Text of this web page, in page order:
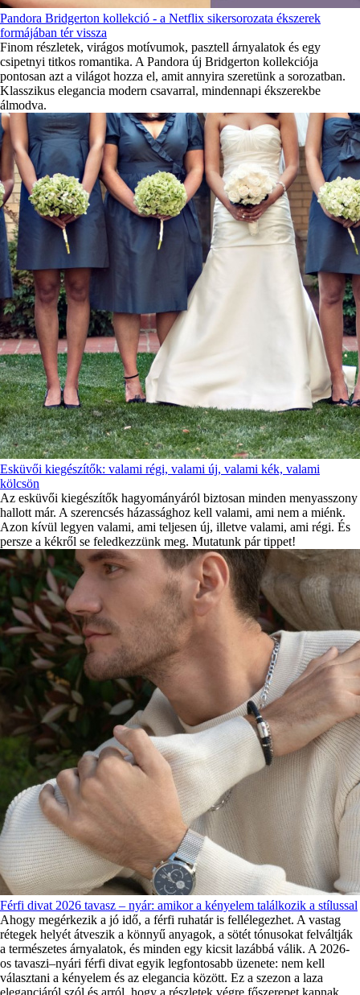
Pandora Bridgerton kollekció - a Netflix sikersorozata ékszerek
formájában tér vissza
Finom részletek, virágos motívumok, pasztell árnyalatok és egy
csipetnyi titkos romantika. A Pandora új Bridgerton kollekciója
pontosan azt a világot hozza el, amit annyira szeretünk a sorozatban.
Klasszikus elegancia modern csavarral, mindennapi ékszerekbe
álmodva.
Esküvői kiegészítők: valami régi, valami új, valami kék, valami
kölcsön
Az esküvői kiegészítők hagyományáról biztosan minden menyasszony
hallott már. A szerencsés házassághoz kell valami, ami nem a miénk.
Azon kívül legyen valami, ami teljesen új, illetve valami, ami régi. És
persze a kékről se feledkezzünk meg. Mutatunk pár tippet!
Férfi divat 2026 tavasz – nyár: amikor a kényelem találkozik a stílussal
Ahogy megérkezik a jó idő, a férfi ruhatár is fellélegezhet. A vastag
rétegek helyét átveszik a könnyű anyagok, a sötét tónusokat felváltják
a természetes árnyalatok, és minden egy kicsit lazábbá válik. A 2026-
os tavaszi–nyári férfi divat egyik legfontosabb üzenete: nem kell
választani a kényelem és az elegancia között. Ez a szezon a laza
eleganciáról szól és arról, hogy a részletek végre főszerepet kapnak.